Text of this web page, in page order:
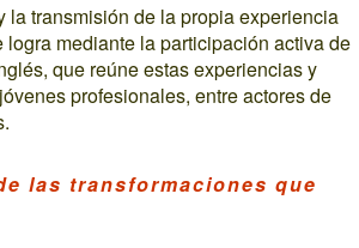
transmisión de la propia experiencia
mediante la participación activa de
que reúne estas experiencias y
profesionales, entre actores de
las transformaciones que